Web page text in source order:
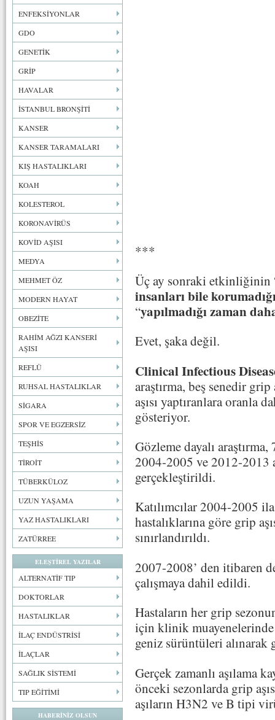
ENFEKSİYONLAR
GDO
GENETİK
GRİP
HAVALAR
İSTANBUL BRONŞİTİ
KANSER
KANSER TARAMALARI
KIŞ HASTALIKLARI
KOAH
KOLESTEROL
KORONAVİRÜS
KOVİD AŞISI
MEDYA
MEHMET ÖZ
MODERN HAYAT
OBEZİTE
RAHİM AĞZI KANSERİ
AŞISI
REFLÜ
RUHSAL HASTALIKLAR
SİGARA
SPOR VE EGZERSİZ
TEŞHİS
TİROİT
TÜBERKÜLOZ
UZUN YAŞAMA
YAZ HASTALIKLARI
ZATÜRREE
ELEŞTİREL YAZILAR
ALTERNATİF TIP
DOKTORLAR
HASTALIKLAR
İLAÇ ENDÜSTRİSİ
İLAÇLAR
SAĞLIK SİSTEMİ
TIP EĞİTİMİ
HABERİNİZ OLSUN
***
Üç ay sonraki etkinliğinin
insanları bile
“yapılmadığı zaman
Evet, şaka değil.
Clinical Infectious
araştırma, beş senedir grip
aşısı yaptıranlara oranla
gösteriyor.
Gözleme dayalı
2004-2005 ve 2012-2013
gerçekleştirildi.
Katılımcılar 2004-2005
hastalıklarına göre grip
sınırlandırıldı.
2007-2008’ den itibaren
çalışmaya dahil edildi.
Hastaların her grip
için klinik
geniz sürüntüleri alınarak
Gerçek zamanlı aşılama
önceki sezonlarda grip
aşıların H3N2 ve B tipi